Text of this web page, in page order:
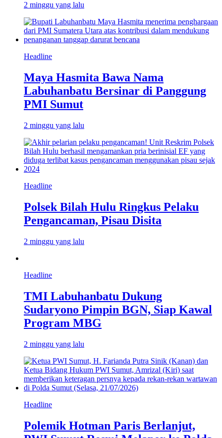
2 minggu yang lalu
Headline
Maya Hasmita Bawa Nama
Labuhanbatu Bersinar di Panggung
PMI Sumut
2 minggu yang lalu
Headline
Polsek Bilah Hulu Ringkus Pelaku
Pengancaman, Pisau Disita
2 minggu yang lalu
Headline
TMI Labuhanbatu Dukung
Sudaryono Pimpin BGN, Siap Kawal
Program MBG
2 minggu yang lalu
Headline
Polemik Hotman Paris Berlanjut,